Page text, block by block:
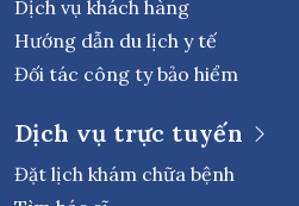
Dịch vụ khách hàng
Hướng dẫn du lịch y tế
Đối tác công ty bảo hiểm
Dịch vụ trực tuyến
Đặt lịch khám chữa bệnh